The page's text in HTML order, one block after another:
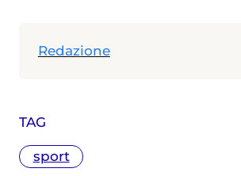
TAG
sport
Redazione